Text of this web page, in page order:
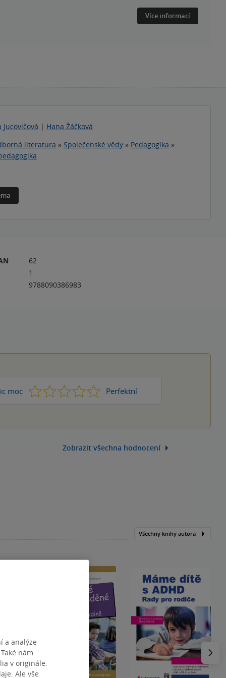
Více informací
| Hana Žáčková
literatura » Společenské vědy » Pedagogika »
62
1
9788090386983
moc 1 2 3 4 Perfektní
5
Zobrazit všechna hodnocení
Všechny knihy autora
a analýze
nám
v originále.
Ale vše